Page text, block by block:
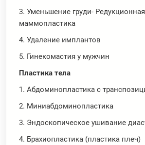
3. Уменьшение груди- Редукционная
маммопластика
4. Удаление имплантов
5. Гинекомастия у мужчин
Пластика тела
1. Абдоминопластика с
2. Миниабдоминопластика
3. Эндоскопическое ушивание
4. Брахиопластика (пластика плеч)